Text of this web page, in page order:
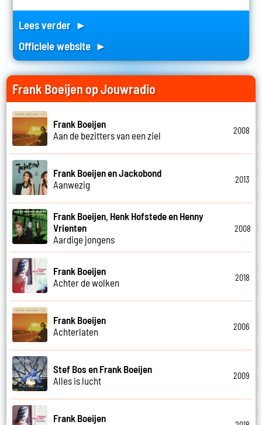
Lees verder ►
Officiele website ►
Frank Boeijen op Jouwradio
Frank Boeijen
Aan de bezitters van een ziel
2008
Frank Boeijen en Jackobond
Aanwezig
2013
Frank Boeijen, Henk Hofstede en Henny
Vrienten
Aardige jongens
2008
Frank Boeijen
Achter de wolken
2018
Frank Boeijen
Achterlaten
2006
Stef Bos en Frank Boeijen
Alles is lucht
2009
Frank Boeijen